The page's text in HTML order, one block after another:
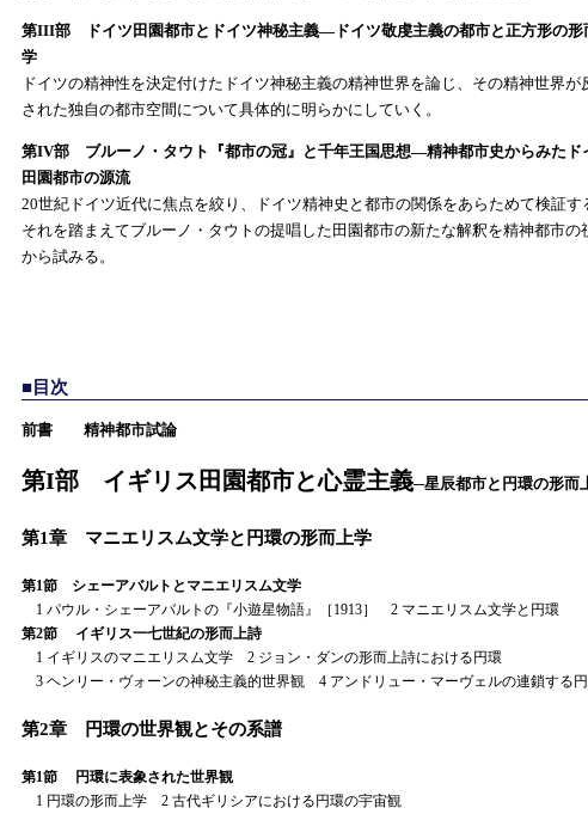
第III部 ドイツ田園都市とドイツ神秘主義—ドイツ敬虔主義の都市と正方形の形
学
ドイツの精神性を決定付けたドイツ神秘主義の精神世界を論じ、その精神世界が
された独自の都市空間について具体的に明らかにしていく。
第IV部 ブルーノ・タウト『都市の冠』と千年王国思想—精神都市史からみたド
田園都市の源流
20世紀ドイツ近代に焦点を絞り、ドイツ精神史と都市の関係をあらためて検証す
それを踏まえてブルーノ・タウトの提唱した田園都市の新たな解釈を精神都市の
から試みる。
■目次
前書 精神都市試論
第I部 イギリス田園都市と心霊主義─星辰都市と円環の形而
第1章 マニエリスム文学と円環の形而上学
第1節 シェーアバルトとマニエリスム文学
1 パウル・シェーアバルトの『小遊星物語』［1913］ 2 マニエリスム文学と円環
第2節 イギリス一七世紀の形而上詩
1 イギリスのマニエリスム文学 2 ジョン・ダンの形而上詩における円環
3 ヘンリー・ヴォーンの神秘主義的世界観 4 アンドリュー・マーヴェルの連鎖する
第2章 円環の世界観とその系譜
第1節 円環に表象された世界観
1 円環の形而上学 2 古代ギリシアにおける円環の宇宙観